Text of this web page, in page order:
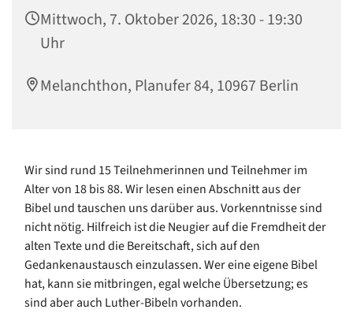
Mittwoch, 7. Oktober 2026, 18:30 - 19:30
Uhr
Melanchthon, Planufer 84, 10967 Berlin
Wir sind rund 15 Teilnehmerinnen und Teilnehmer im
Alter von 18 bis 88. Wir lesen einen Abschnitt aus der
Bibel und tauschen uns darüber aus. Vorkenntnisse sind
nicht nötig. Hilfreich ist die Neugier auf die Fremdheit der
alten Texte und die Bereitschaft, sich auf den
Gedankenaustausch einzulassen. Wer eine eigene Bibel
hat, kann sie mitbringen, egal welche Übersetzung; es
sind aber auch Luther-Bibeln vorhanden.